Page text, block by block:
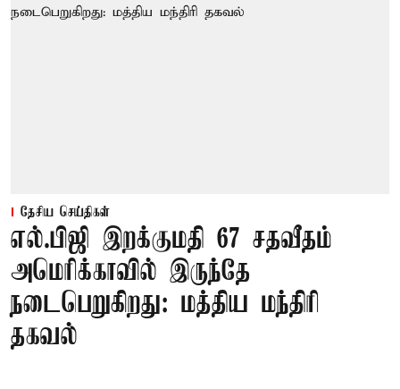
தேசிய செய்திகள்
எல்.பிஜி இறக்குமதி 67 சதவீதம்
அமெரிக்காவில் இருந்தே
நடைபெறுகிறது: மத்திய மந்திரி
தகவல்